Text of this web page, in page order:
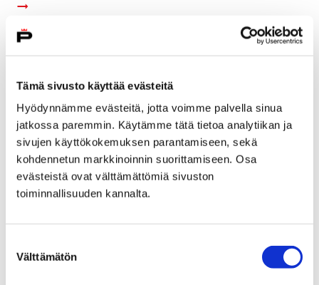
Tämä sivusto käyttää evästeitä
Hyödynnämme evästeitä, jotta voimme palvella sinua
jatkossa paremmin. Käytämme tätä tietoa analytiikan ja
sivujen käyttökokemuksen parantamiseen, sekä
kohdennetun markkinoinnin suorittamiseen. Osa
evästeistä ovat välttämättömiä sivuston
toiminnallisuuden kannalta.
valinta
Välttämätön
avustusten haku vuonna 2018